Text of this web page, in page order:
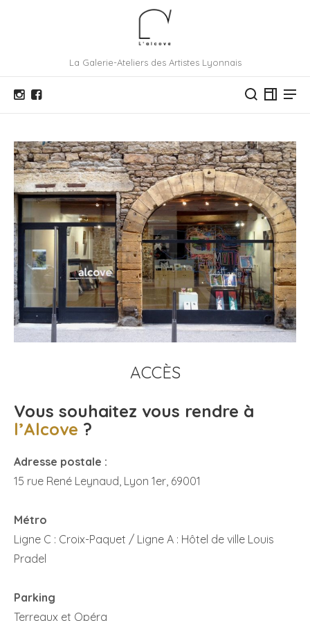
La Galerie-Ateliers des Artistes Lyonnais
ACCÈS
Vous souhaitez vous rendre à
l’Alcove ?
Adresse postale :
15 rue René Leynaud, Lyon 1er, 69001
Métro
Ligne C : Croix-Paquet / Ligne A : Hôtel de ville Louis
Pradel
Parking
Terreaux et Opéra